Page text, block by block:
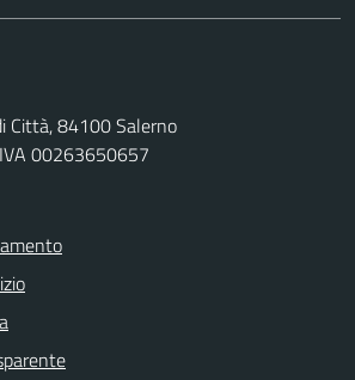
Città, 84100 Salerno
00263650657